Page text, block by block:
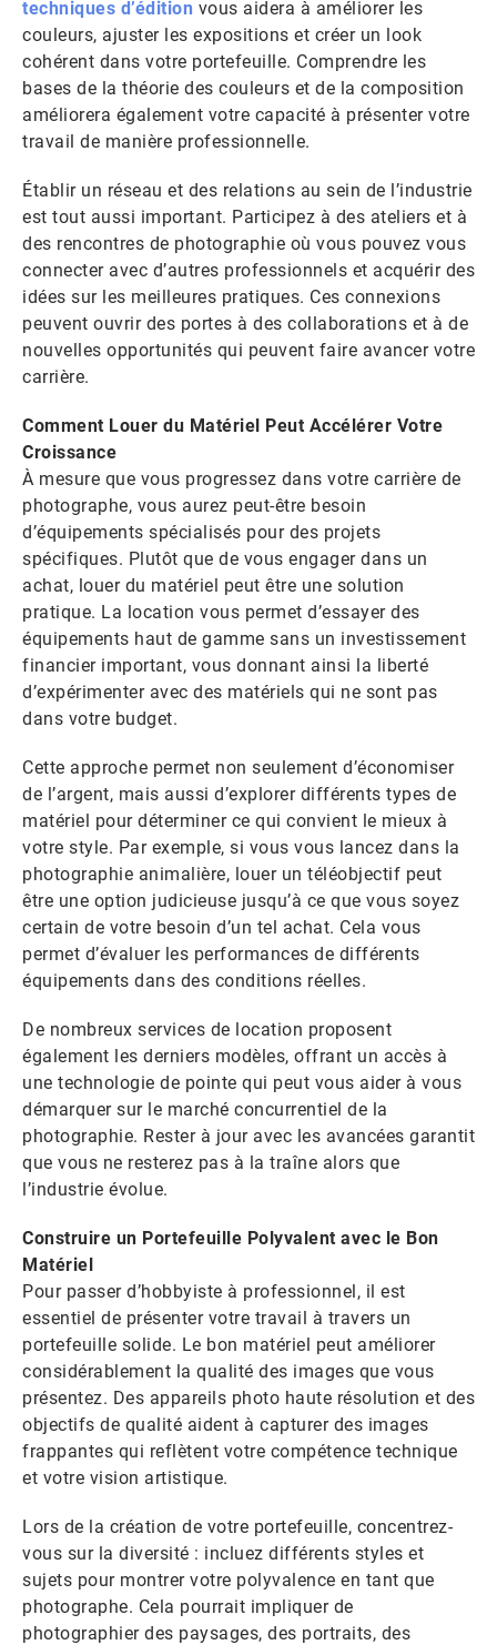
techniques d’édition vous aidera à améliorer les
couleurs, ajuster les expositions et créer un look
cohérent dans votre portefeuille. Comprendre les
bases de la théorie des couleurs et de la composition
améliorera également votre capacité à présenter votre
travail de manière professionnelle.
Établir un réseau et des relations au sein de l’industrie
est tout aussi important. Participez à des ateliers et à
des rencontres de photographie où vous pouvez vous
connecter avec d’autres professionnels et acquérir des
idées sur les meilleures pratiques. Ces connexions
peuvent ouvrir des portes à des collaborations et à de
nouvelles opportunités qui peuvent faire avancer votre
carrière.
Comment Louer du Matériel Peut Accélérer Votre
Croissance
À mesure que vous progressez dans votre carrière de
photographe, vous aurez peut-être besoin
d’équipements spécialisés pour des projets
spécifiques. Plutôt que de vous engager dans un
achat, louer du matériel peut être une solution
pratique. La location vous permet d’essayer des
équipements haut de gamme sans un investissement
financier important, vous donnant ainsi la liberté
d’expérimenter avec des matériels qui ne sont pas
dans votre budget.
Cette approche permet non seulement d’économiser
de l’argent, mais aussi d’explorer différents types de
matériel pour déterminer ce qui convient le mieux à
votre style. Par exemple, si vous vous lancez dans la
photographie animalière, louer un téléobjectif peut
être une option judicieuse jusqu’à ce que vous soyez
certain de votre besoin d’un tel achat. Cela vous
permet d’évaluer les performances de différents
équipements dans des conditions réelles.
De nombreux services de location proposent
également les derniers modèles, offrant un accès à
une technologie de pointe qui peut vous aider à vous
démarquer sur le marché concurrentiel de la
photographie. Rester à jour avec les avancées garantit
que vous ne resterez pas à la traîne alors que
l’industrie évolue.
Construire un Portefeuille Polyvalent avec le Bon
Matériel
Pour passer d’hobbyiste à professionnel, il est
essentiel de présenter votre travail à travers un
portefeuille solide. Le bon matériel peut améliorer
considérablement la qualité des images que vous
présentez. Des appareils photo haute résolution et des
objectifs de qualité aident à capturer des images
frappantes qui reflètent votre compétence technique
et votre vision artistique.
Lors de la création de votre portefeuille, concentrez-
vous sur la diversité : incluez différents styles et
sujets pour montrer votre polyvalence en tant que
photographe. Cela pourrait impliquer de
photographier des paysages, des portraits, des